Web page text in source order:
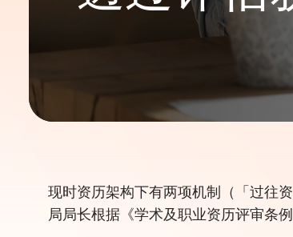
现时资历架构下有两项机制（ 「过往
局局长根据《学术及职业资历评审条